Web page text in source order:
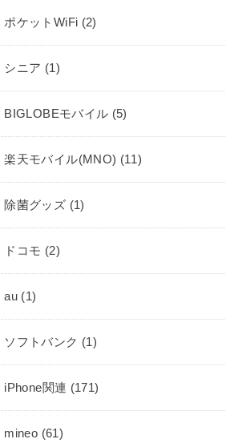
ポケットWiFi (2)
シニア (1)
BIGLOBEモバイル (5)
楽天モバイル(MNO) (11)
除菌グッズ (1)
ドコモ (2)
au (1)
ソフトバンク (1)
iPhone関連 (171)
mineo (61)